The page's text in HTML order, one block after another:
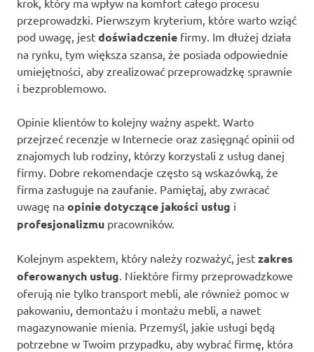
krok, który ma wpływ na komfort całego procesu
przeprowadzki. Pierwszym kryterium, które warto wziąć
pod uwagę, jest doświadczenie firmy. Im dłużej działa
na rynku, tym większa szansa, że posiada odpowiednie
umiejętności, aby zrealizować przeprowadzkę sprawnie
i bezproblemowo.
Opinie klientów to kolejny ważny aspekt. Warto
przejrzeć recenzje w Internecie oraz zasięgnąć opinii od
znajomych lub rodziny, którzy korzystali z usług danej
firmy. Dobre rekomendacje często są wskazówką, że
firma zasługuje na zaufanie. Pamiętaj, aby zwracać
uwagę na opinie dotyczące jakości usług i
profesjonalizmu pracowników.
Kolejnym aspektem, który należy rozważyć, jest zakres
oferowanych usług. Niektóre firmy przeprowadzkowe
oferują nie tylko transport mebli, ale również pomoc w
pakowaniu, demontażu i montażu mebli, a nawet
magazynowanie mienia. Przemyśl, jakie usługi będą
potrzebne w Twoim przypadku, aby wybrać firmę, która